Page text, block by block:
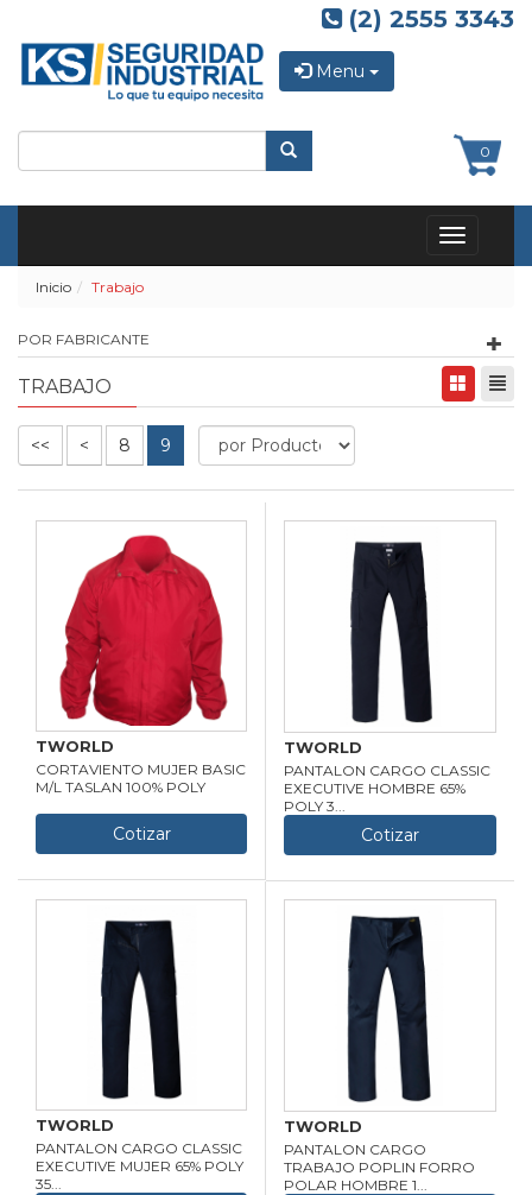
(2) 2555 3343
Menu
0
Toggle
Inicio
Trabajo
POR FABRICANTE
TRABAJO
<< < 8 9
TWORLD
CORTAVIENTO MUJER BASIC
M/L TASLAN 100% POLY
Cotizar
TWORLD
PANTALON CARGO CLASSIC
EXECUTIVE HOMBRE 65%
POLY 3...
Cotizar
TWORLD
PANTALON CARGO CLASSIC
EXECUTIVE MUJER 65% POLY
35...
TWORLD
PANTALON CARGO
TRABAJO POPLIN FORRO
POLAR HOMBRE 1...